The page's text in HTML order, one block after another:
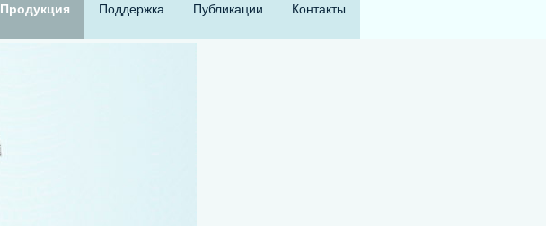
Продукция Поддержка Публикации Контакты